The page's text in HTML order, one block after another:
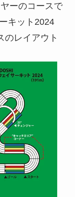
ーのコースで
キット2024
のレイアウト